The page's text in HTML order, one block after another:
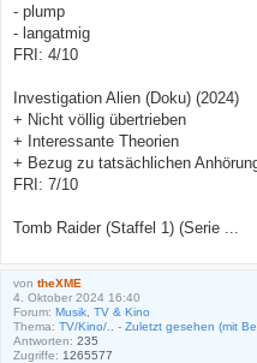
- plump
- langatmig
FRI: 4/10
Investigation Alien (Doku) (2024)
+ Nicht völlig übertrieben
+ Interessante Theorien
+ Bezug zu tatsächlichen
FRI: 7/10
Tomb Raider (Staffel 1) (Serie ...
von theXME
4. Oktober 2024 16:40
Forum: Musik, TV & Kino
Thema: TV/Kino/.. - Zuletzt gesehen (mit
Antworten: 235
Zugriffe: 1265577